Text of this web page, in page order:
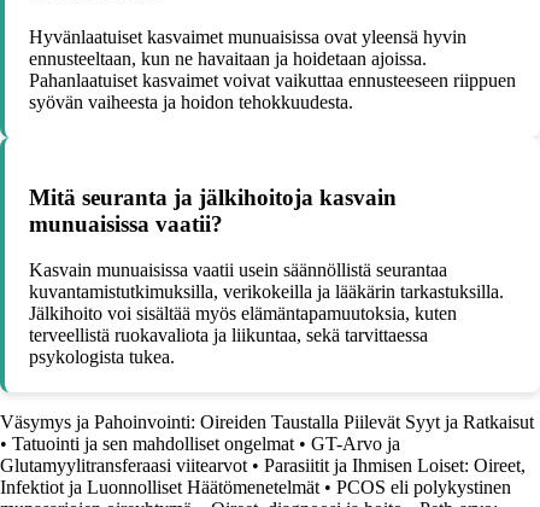
Hyvänlaatuiset kasvaimet munuaisissa ovat yleensä hyvin
ennusteeltaan, kun ne havaitaan ja hoidetaan ajoissa.
Pahanlaatuiset kasvaimet voivat vaikuttaa ennusteeseen riippuen
syövän vaiheesta ja hoidon tehokkuudesta.
Mitä seuranta ja jälkihoitoja kasvain
munuaisissa vaatii?
Kasvain munuaisissa vaatii usein säännöllistä seurantaa
kuvantamistutkimuksilla, verikokeilla ja lääkärin tarkastuksilla.
Jälkihoito voi sisältää myös elämäntapamuutoksia, kuten
terveellistä ruokavaliota ja liikuntaa, sekä tarvittaessa
psykologista tukea.
Väsymys ja Pahoinvointi: Oireiden Taustalla Piilevät Syyt ja Ratkaisut
• Tatuointi ja sen mahdolliset ongelmat • GT-Arvo ja
Glutamyylitransferaasi viitearvot • Parasiitit ja Ihmisen Loiset: Oireet,
Infektiot ja Luonnolliset Häätömenetelmät • PCOS eli polykystinen